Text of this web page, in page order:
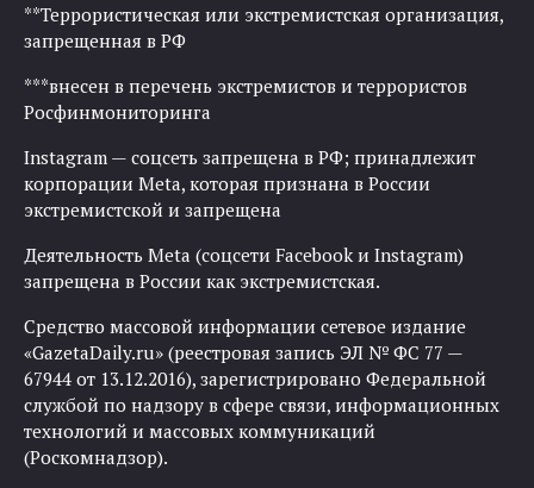
**Террористическая или экстремистская организация,
запрещенная в РФ
***внесен в перечень экстремистов и террористов
Росфинмониторинга
Instagram — соцсеть запрещена в РФ; принадлежит
корпорации Meta, которая признана в России
экстремистской и запрещена
Деятельность Meta (соцсети Facebook и Instagram)
запрещена в России как экстремистская.
Средство массовой информации сетевое издание
«GazetaDaily.ru» (реестровая запись ЭЛ № ФС 77 —
67944 от 13.12.2016), зарегистрировано Федеральной
службой по надзору в сфере связи, информационных
технологий и массовых коммуникаций
(Роскомнадзор).